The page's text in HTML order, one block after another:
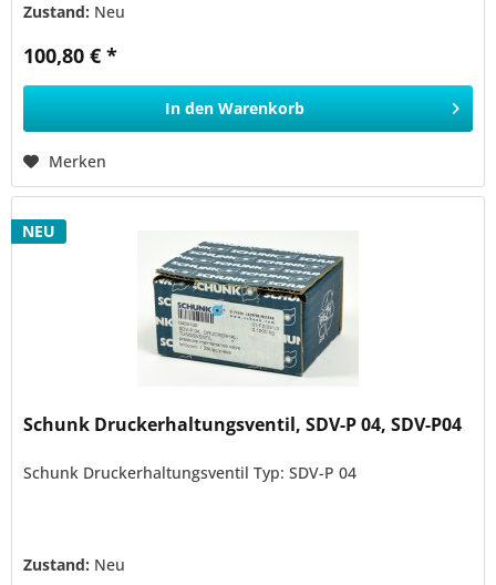
Zustand: Neu
100,80 € *
In den Warenkorb
Merken
NEU
Schunk Druckerhaltungsventil, SDV-P 04, SDV-P04
Schunk Druckerhaltungsventil Typ: SDV-P 04
Zustand: Neu